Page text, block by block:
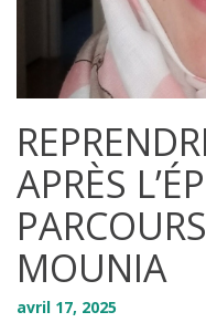
APRÈS
MOUNIA
avril 17, 2025